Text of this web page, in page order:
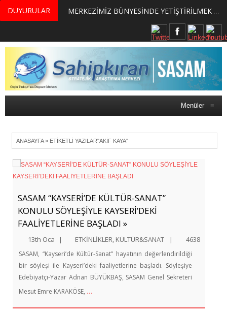
DUYURULAR MERKEZİMİZ BÜNYESİNDE YETİŞTİRİLMEK ÜZERE GÖNÜLLÜ ÜLKE MASASI UZMANI VE UZMAN ADAYLARI ARIYORUZ
Menüler ≡
ANASAYFA» ETIKETLI YAZILAR"AKIF KAYA"
SASAM “KAYSERİ’DE KÜLTÜR-SANAT”
KONULU SÖYLEŞİYLE KAYSERİ’DEKİ
FAALİYETLERİNE BAŞLADI »
13th Oca | ETKİNLİKLER KÜLTÜR&SANAT | 4638
SASAM, “Kayseri’de Kültür-Sanat” hayatının değerlendirildiği
bir söyleşi ile Kayseri’deki faaliyetlerine başladı. Söyleşiye
Edebiyatçı-Yazar Adnan BÜYÜKBAŞ, SASAM Genel Sekreteri
Mesut Emre KARAKÖSE, …